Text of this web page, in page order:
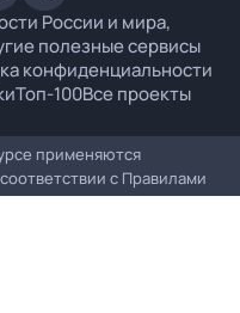
России и мира,
полезные сервисы
конфиденциальности
Топ-100Все проекты
применяются
с Правилами